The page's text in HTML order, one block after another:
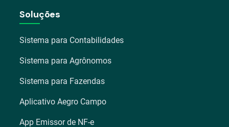
Soluções
Sistema para Contabilidades
Sistema para Agrônomos
Sistema para Fazendas
Aplicativo Aegro Campo
App Emissor de NF-e